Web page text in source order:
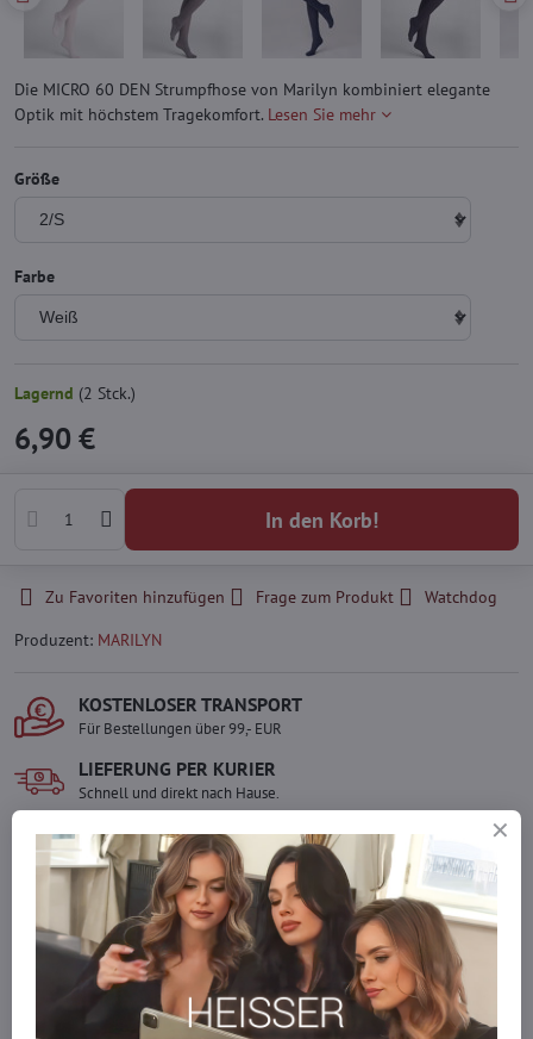
Die MICRO 60 DEN Strumpfhose von Marilyn kombiniert elegante
Optik mit höchstem Tragekomfort. Lesen Sie mehr
Größe
Farbe
Lagernd (2 Stck.)
6,90 €
In den Korb!
Zu Favoriten hinzufügen Frage zum Produkt
Watchdog
Produzent: MARILYN
KOSTENLOSER TRANSPORT
Für Bestellungen über 99,- EUR
LIEFERUNG PER KURIER
Schnell und direkt nach Hause.
SICHERE ZAHLUNGEN
Gesicherte Online-Zahlungen
Ware auf Lager
Wir versenden sofort
Werden Sie Teil von everlady
Werden Sie Teil von everlady und genießen Sie einen 5 %
Mitgliedervorteilbei jedem Einkauf.
Der Vorteil wird automatisch im Warenkorb angewendet.